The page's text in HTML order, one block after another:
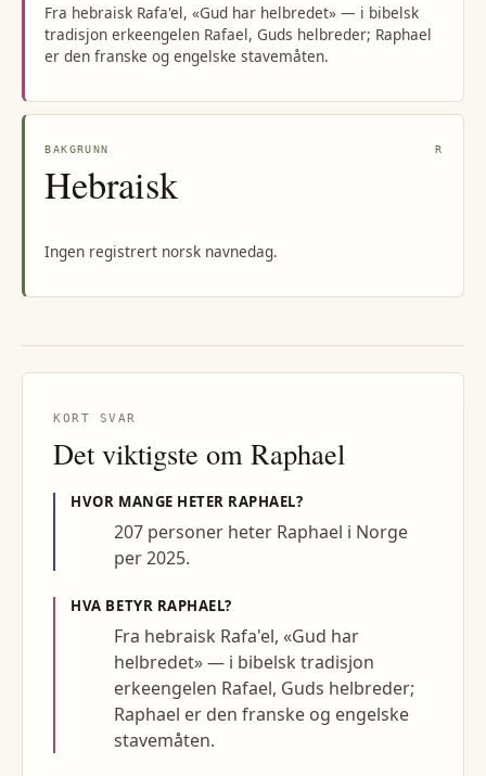
Fra hebraisk Rafa'el, «Gud har helbredet» — i bibelsk
tradisjon erkeengelen Rafael, Guds helbreder; Raphael
er den franske og engelske stavemåten.
BAKGRUNN R
Hebraisk
Ingen registrert norsk navnedag.
KORT SVAR
Det viktigste om Raphael
HVOR MANGE HETER RAPHAEL?
207 personer heter Raphael i Norge
per 2025.
HVA BETYR RAPHAEL?
Fra hebraisk Rafa'el, «Gud har
helbredet» — i bibelsk tradisjon
erkeengelen Rafael, Guds helbreder;
Raphael er den franske og engelske
stavemåten.